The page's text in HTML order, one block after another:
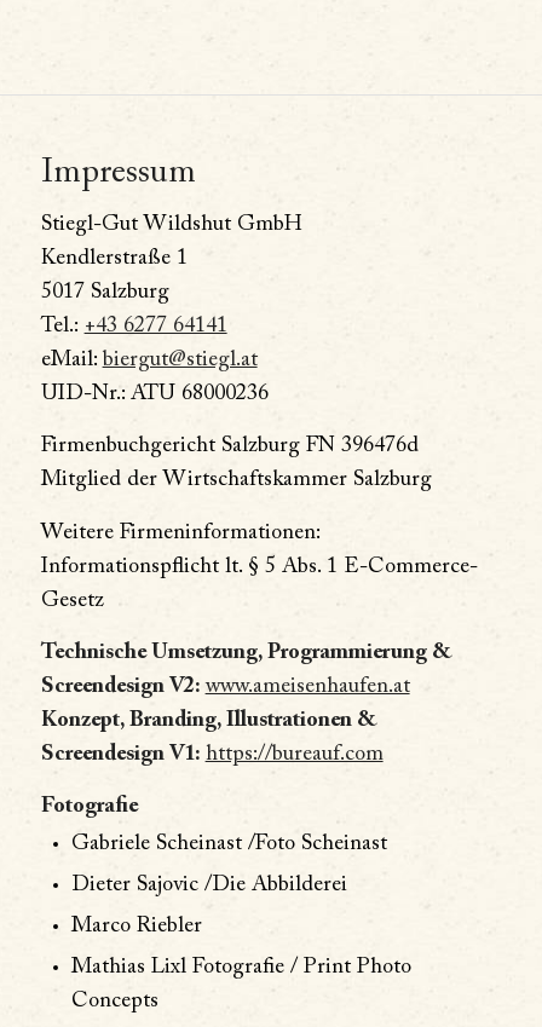
Impressum
Stiegl-Gut Wildshut GmbH
Kendlerstraße 1
5017 Salzburg
Tel.: +43 6277 64141
eMail: biergut@stiegl.at
UID-Nr.: ATU 68000236
Firmenbuchgericht Salzburg FN 396476d
Mitglied der Wirtschaftskammer Salzburg
Weitere Firmeninformationen:
Informationspflicht lt. § 5 Abs. 1 E-Commerce-
Gesetz
Technische Umsetzung, Programmierung &
Screendesign V2:www.ameisenhaufen.at
Konzept, Branding, Illustrationen &
Screendesign V1: https://bureauf.com
Fotografie
Gabriele Scheinast /Foto Scheinast
Dieter Sajovic /Die Abbilderei
Marco Riebler
Mathias Lixl Fotografie / Print Photo
Concepts